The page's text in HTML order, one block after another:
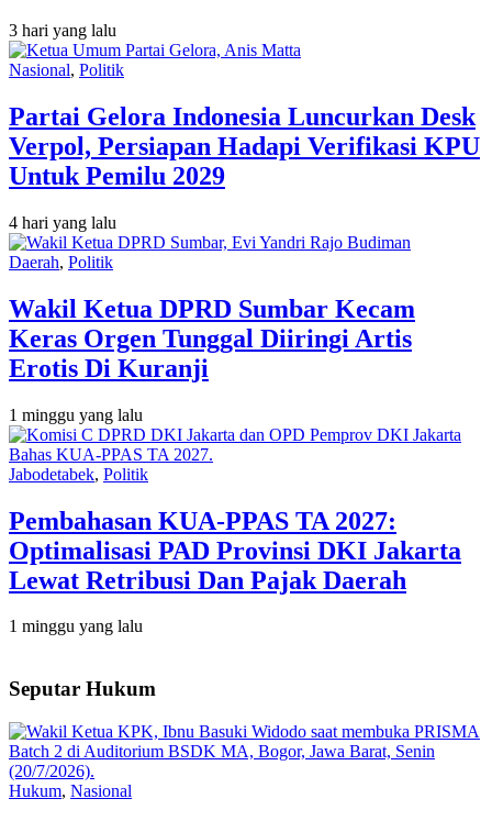
3 hari yang lalu
Nasional, Politik
Partai Gelora Indonesia Luncurkan Desk
Verpol, Persiapan Hadapi Verifikasi KPU
Untuk Pemilu 2029
4 hari yang lalu
Daerah, Politik
Wakil Ketua DPRD Sumbar Kecam
Keras Orgen Tunggal Diiringi Artis
Erotis Di Kuranji
1 minggu yang lalu
Jabodetabek, Politik
Pembahasan KUA-PPAS TA 2027:
Optimalisasi PAD Provinsi DKI Jakarta
Lewat Retribusi Dan Pajak Daerah
1 minggu yang lalu
Seputar Hukum
Hukum, Nasional